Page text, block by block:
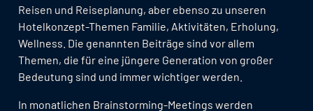
Reisen und Reiseplanung, aber ebenso zu unseren
Hotelkonzept-Themen Familie, Aktivitäten, Erholung,
Wellness. Die genannten Beiträge sind vor allem
Themen, die für eine jüngere Generation von großer
Bedeutung sind und immer wichtiger werden.
In monatlichen Brainstorming-Meetings werden